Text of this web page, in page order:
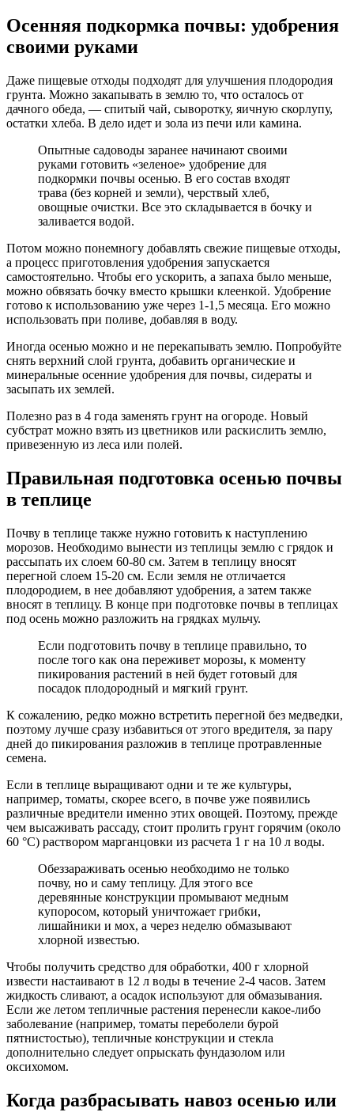
Осенняя подкормка почвы: удобрения
своими руками
Даже пищевые отходы подходят для улучшения плодородия
грунта. Можно закапывать в землю то, что осталось от
дачного обеда, — спитый чай, сыворотку, яичную скорлупу,
остатки хлеба. В дело идет и зола из печи или камина.
Опытные садоводы заранее начинают своими
руками готовить «зеленое» удобрение для
подкормки почвы осенью. В его состав входят
трава (без корней и земли), черствый хлеб,
овощные очистки. Все это складывается в бочку и
заливается водой.
Потом можно понемногу добавлять свежие пищевые отходы,
а процесс приготовления удобрения запускается
самостоятельно. Чтобы его ускорить, а запаха было меньше,
можно обвязать бочку вместо крышки клеенкой. Удобрение
готово к использованию уже через 1-1,5 месяца. Его можно
использовать при поливе, добавляя в воду.
Иногда осенью можно и не перекапывать землю. Попробуйте
снять верхний слой грунта, добавить органические и
минеральные осенние удобрения для почвы, сидераты и
засыпать их землей.
Полезно раз в 4 года заменять грунт на огороде. Новый
субстрат можно взять из цветников или раскислить землю,
привезенную из леса или полей.
Правильная подготовка осенью почвы
в теплице
Почву в теплице также нужно готовить к наступлению
морозов. Необходимо вынести из теплицы землю с грядок и
рассыпать их слоем 60-80 см. Затем в теплицу вносят
перегной слоем 15-20 см. Если земля не отличается
плодородием, в нее добавляют удобрения, а затем также
вносят в теплицу. В конце при подготовке почвы в теплицах
под осень можно разложить на грядках мульчу.
Если подготовить почву в теплице правильно, то
после того как она переживет морозы, к моменту
пикирования растений в ней будет готовый для
посадок плодородный и мягкий грунт.
К сожалению, редко можно встретить перегной без медведки,
поэтому лучше сразу избавиться от этого вредителя, за пару
дней до пикирования разложив в теплице протравленные
семена.
Если в теплице выращивают одни и те же культуры,
например, томаты, скорее всего, в почве уже появились
различные вредители именно этих овощей. Поэтому, прежде
чем высаживать рассаду, стоит пролить грунт горячим (около
60 °С) раствором марганцовки из расчета 1 г на 10 л воды.
Обеззараживать осенью необходимо не только
почву, но и саму теплицу. Для этого все
деревянные конструкции промывают медным
купоросом, который уничтожает грибки,
лишайники и мох, а через неделю обмазывают
хлорной известью.
Чтобы получить средство для обработки, 400 г хлорной
извести настаивают в 12 л воды в течение 2-4 часов. Затем
жидкость сливают, а осадок используют для обмазывания.
Если же летом тепличные растения перенесли какое-либо
заболевание (например, томаты переболели бурой
пятнистостью), тепличные конструкции и стекла
дополнительно следует опрыскать фундазолом или
оксихомом.
Когда разбрасывать навоз осенью или